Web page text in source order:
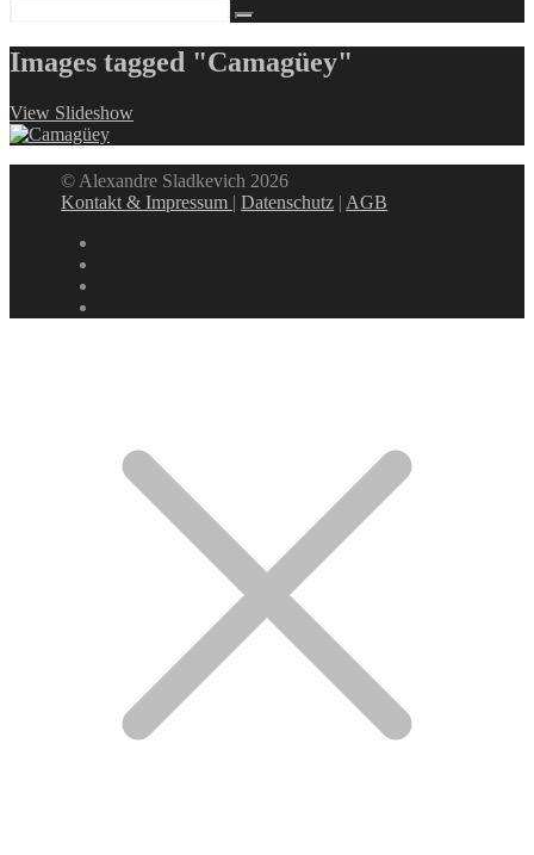
Images tagged "Camagüey"
View Slideshow
© Alexandre Sladkevich 2026
Kontakt & Impressum |Datenschutz | AGB